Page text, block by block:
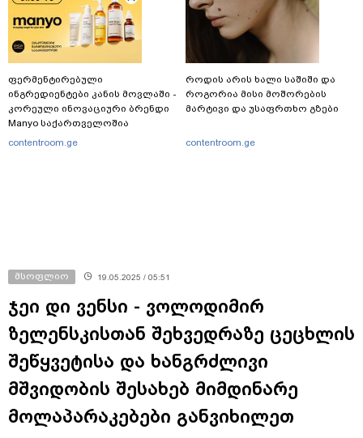
ფერმენტირებული
ინგრედიენტები კანის მოვლაში -
კორეული ინოვაციური ბრენდი
Manyo საქართველოშია
contentroom.ge
როდის არის ხალი საშიში და
როგორია მისი მოშორების
მარტივი და უსაფრთხო გზები
contentroom.ge
მსოფლიო 19.05.2025 / 05:51
ჯეი დი ვენსი - ვოლოდიმირ
ზელენსკისთან შეხვედრაზე ცეცხლის
შეწყვეტისა და ხანგრძლივი
მშვიდობის შესახებ მიმდინარე
მოლაპარაკებები განვიხილეთ